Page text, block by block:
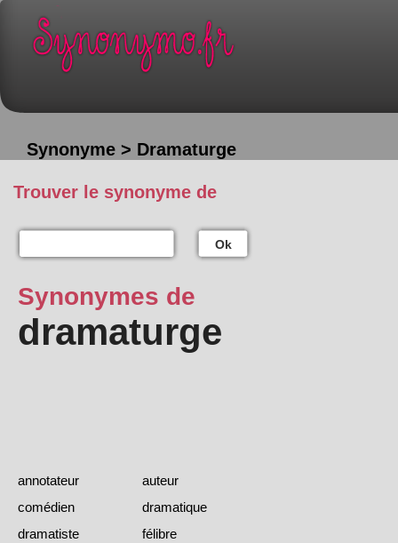
Synonyme > Dramaturge
Trouver le synonyme de
Ok
Synonymes de
dramaturge
annotateur
auteur
comédien
dramatique
dramatiste
félibre